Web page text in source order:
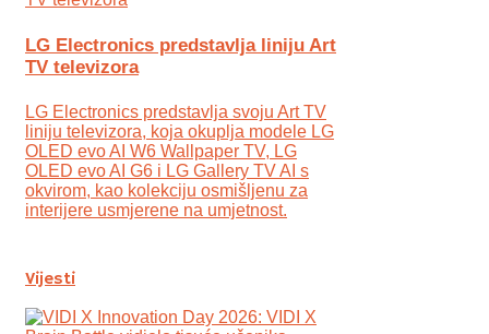
LG Electronics predstavlja liniju Art
TV televizora
LG Electronics predstavlja svoju Art TV
liniju televizora, koja okuplja modele LG
OLED evo AI W6 Wallpaper TV, LG
OLED evo AI G6 i LG Gallery TV AI s
okvirom, kao kolekciju osmišljenu za
interijere usmjerene na umjetnost.
Vijesti